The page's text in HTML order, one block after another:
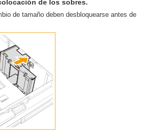
de los sobres.
de tamaño deben desbloquearse antes de